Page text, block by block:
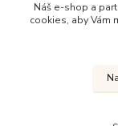
Náš e-shop a
cookies, aby Vám